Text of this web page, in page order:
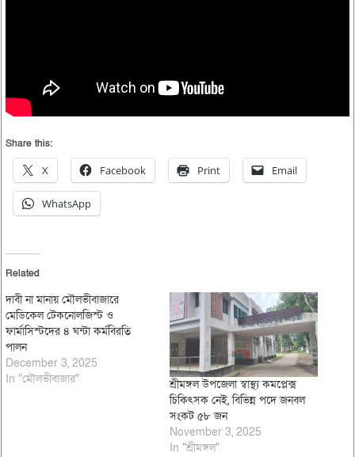
Share this:
X Facebook Print Email
WhatsApp
Related
দাবী না মানায় মৌলভীবাজারে
মেডিকেল টেকনোলজিস্ট ও
ফার্মাসিস্টদের ৪ ঘন্টা কর্মবিরতি
পালন
December 3, 2025
In "মৌলভীবাজার"
শ্রীমঙ্গল উপজেলা স্বাস্থ্য কমপ্লেক্স
চিকিৎসক নেই, বিভিন্ন পদে জনবল
সংকট ৫৮ জন
November 3, 2025
In "শ্রীমঙ্গল"